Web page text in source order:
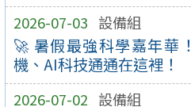
2026-07-03 設備組
🚀 暑假最強科學嘉年華
機、AI科技通通在這裡！
2026-07-02 設備組